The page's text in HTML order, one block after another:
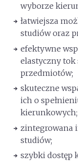
wyborze
łatwiejsza
studiów oraz
efektywne
elastyczny tok
przedmiotów;
skuteczne
ich o
kierunkowych;
zintegrowana
studiów;
szybki dostęp